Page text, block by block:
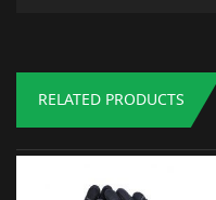
RELATED PRODUCTS